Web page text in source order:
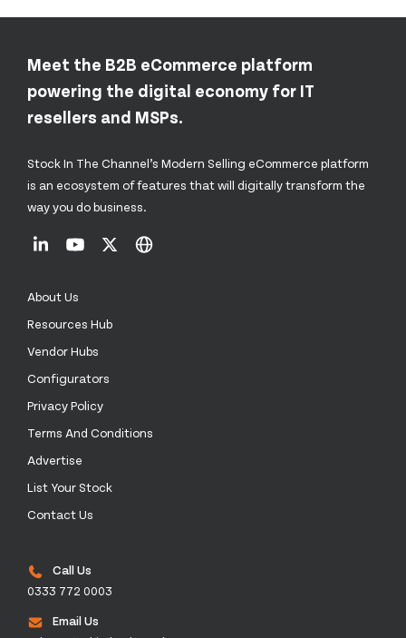
Meet the B2B eCommerce platform
powering the digital economy for IT
resellers and MSPs.
Stock In The Channel’s Modern Selling eCommerce platform
is an ecosystem of features that will digitally transform the
way you do business.
About Us
Resources Hub
Vendor Hubs
Configurators
Privacy Policy
Terms And Conditions
Advertise
List Your Stock
Contact Us
Call Us
0333 772 0003
Email Us